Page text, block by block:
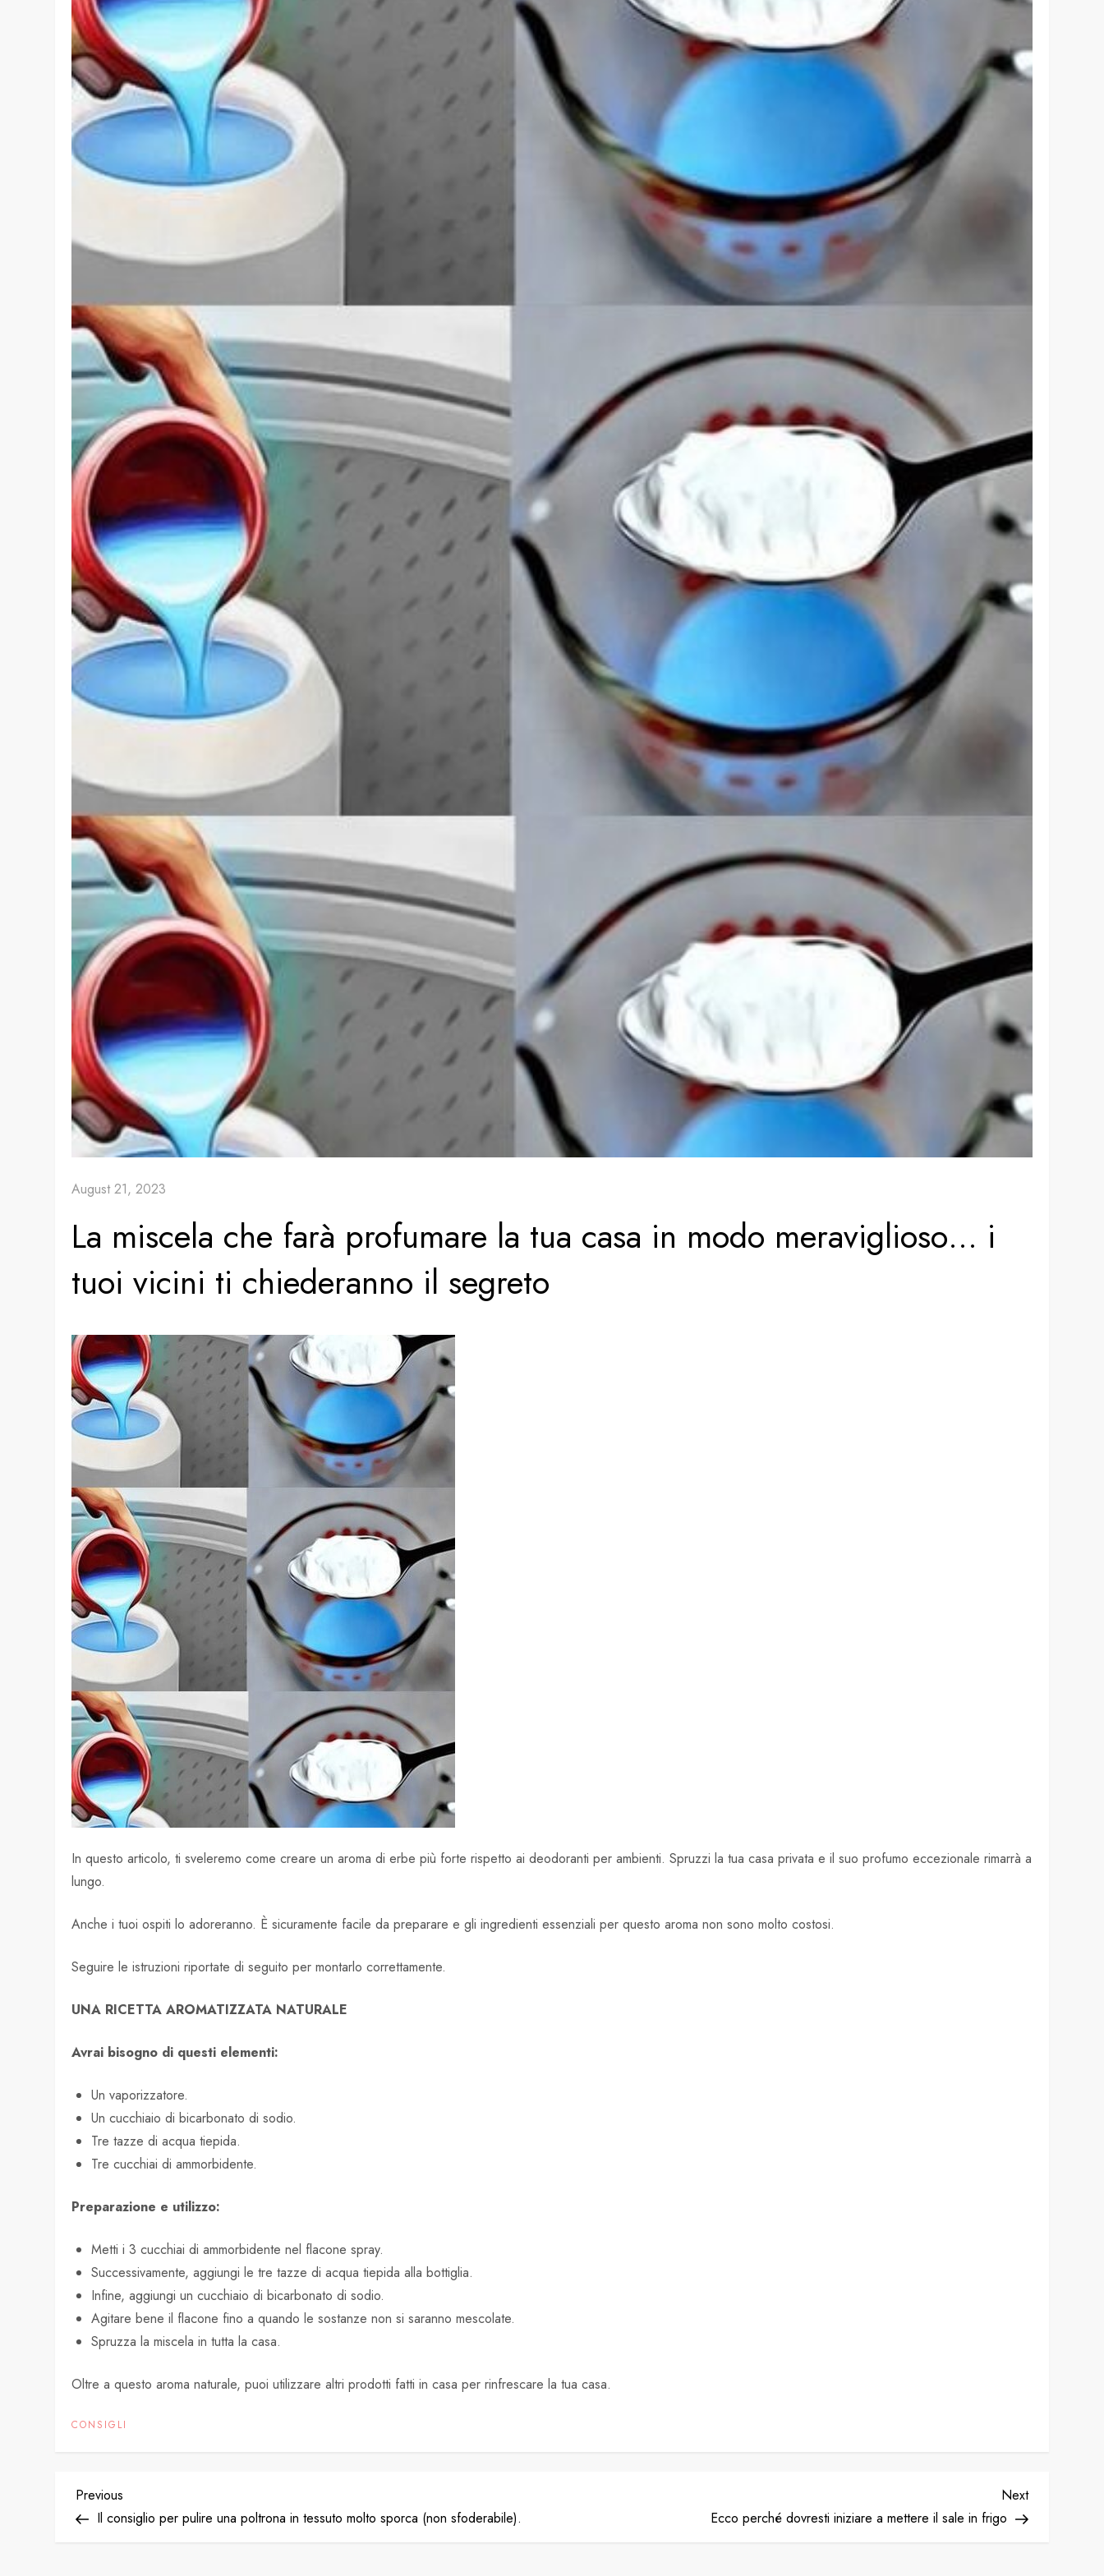
August 21, 2023
La miscela che farà profumare la tua casa in modo meraviglioso… i
tuoi vicini ti chiederanno il segreto
In questo articolo, ti sveleremo come creare un aroma di erbe più forte rispetto ai deodoranti per ambienti. Spruzzi la tua casa privata e il suo profumo eccezionale rimarrà a
lungo.
Anche i tuoi ospiti lo adoreranno. È sicuramente facile da preparare e gli ingredienti essenziali per questo aroma non sono molto costosi.
Seguire le istruzioni riportate di seguito per montarlo correttamente.
UNA RICETTA AROMATIZZATA NATURALE
Avrai bisogno di questi elementi:
Un vaporizzatore.
Un cucchiaio di bicarbonato di sodio.
Tre tazze di acqua tiepida.
Tre cucchiai di ammorbidente.
Preparazione e utilizzo:
Metti i 3 cucchiai di ammorbidente nel flacone spray.
Successivamente, aggiungi le tre tazze di acqua tiepida alla bottiglia.
Infine, aggiungi un cucchiaio di bicarbonato di sodio.
Agitare bene il flacone fino a quando le sostanze non si saranno mescolate.
Spruzza la miscela in tutta la casa.
Oltre a questo aroma naturale, puoi utilizzare altri prodotti fatti in casa per rinfrescare la tua casa.
CONSIGLI
P
Previous
Post
Previous
Il consiglio per pulire una poltrona in tessuto molto sporca (non sfoderabile).
Next
Post
Next
Ecco perché dovresti iniziare a mettere il sale in frigo